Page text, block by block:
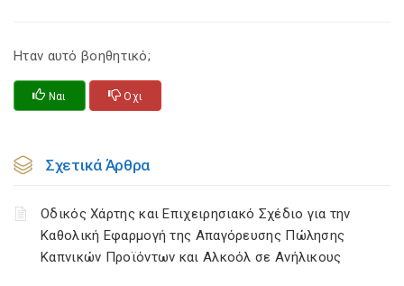
Ηταν αυτό βοηθητικό;
Ναι Οχι
Σχετικά Άρθρα
Οδικός Χάρτης και Επιχειρησιακό Σχέδιο για την
Καθολική Εφαρμογή της Απαγόρευσης Πώλησης
Καπνικών Προϊόντων και Αλκοόλ σε Ανήλικους